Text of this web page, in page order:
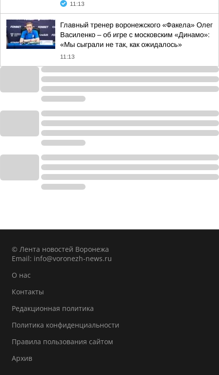
11:13
Главный тренер воронежского «Факела» Олег
Василенко – об игре с московским «Динамо»:
«Мы сыграли не так, как ожидалось»
11:13
© Лента новостей Воронежа
Email: info@voronezh-news.ru
О нас
Контакты
Редакционная политика
Политика конфиденциальности
Правила пользования сайтом
Архив